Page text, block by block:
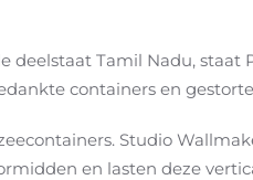
deelstaat Tamil Nadu,
containers en
Studio
en lasten deze